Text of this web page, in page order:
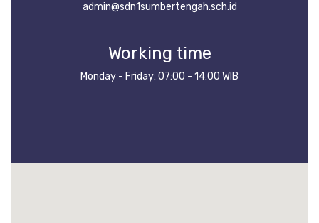
admin@sdn1sumbertengah.sch.id
Working time
Monday - Friday: 07:00 - 14:00 WIB